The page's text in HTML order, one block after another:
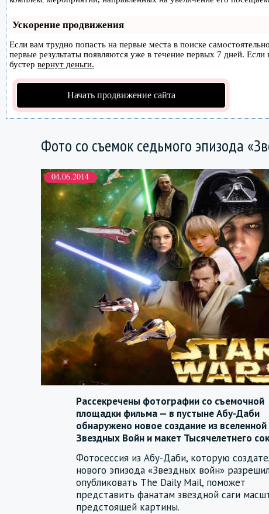
Ускорение продвижения
Если вам трудно попасть на первые места в поиске
первые результаты появляются уже в течение первых 7 дней.
бустер вернут деньги.
Начать продвижение сайта
Фото со съемок седьмого эпизода
04.06.2014
Рассекречены фотографии со съемочной
площадки фильма — в пустыне Абу-Даби
обнаружено новое создание из вселенной
Звездных Войн и макет Тысячелетнего
Фотосессия из Абу-Даби, которую
нового эпизода «Звездных войн»
опубликовать The Daily Mail, поможет
представить фанатам звездной саги
предстоящей картины.